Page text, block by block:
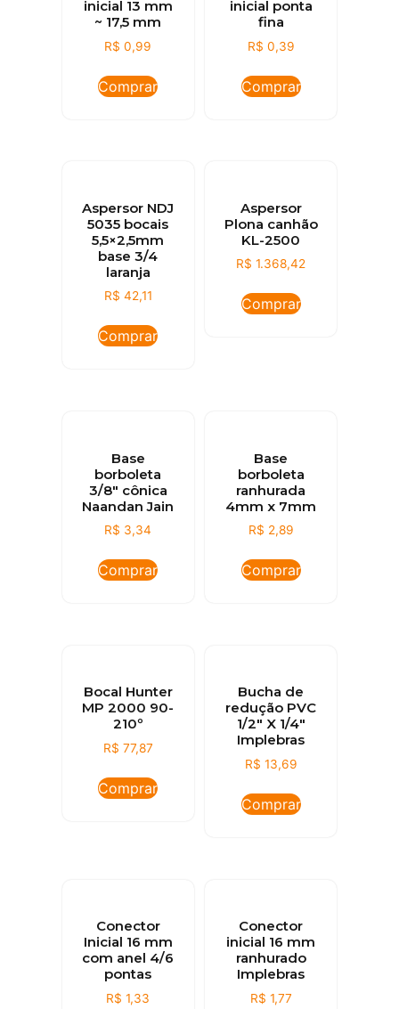
inicial 13 mm
~ 17,5 mm
R$ 0,99
Comprar
inicial ponta
fina
R$ 0,39
Comprar
Aspersor NDJ
5035 bocais
5,5×2,5mm
base 3/4
laranja
R$ 42,11
Comprar
Aspersor
Plona canhão
KL-2500
R$ 1.368,42
Comprar
Base
borboleta
3/8″ cônica
Naandan Jain
R$ 3,34
Comprar
Base
borboleta
ranhurada
4mm x 7mm
R$ 2,89
Comprar
Bocal Hunter
MP 2000 90-
210º
R$ 77,87
Comprar
Bucha de
redução PVC
1/2″ X 1/4″
Implebras
R$ 13,69
Comprar
Conector
Inicial 16 mm
com anel 4/6
pontas
R$ 1,33
Conector
inicial 16 mm
ranhurado
Implebras
R$ 1,77